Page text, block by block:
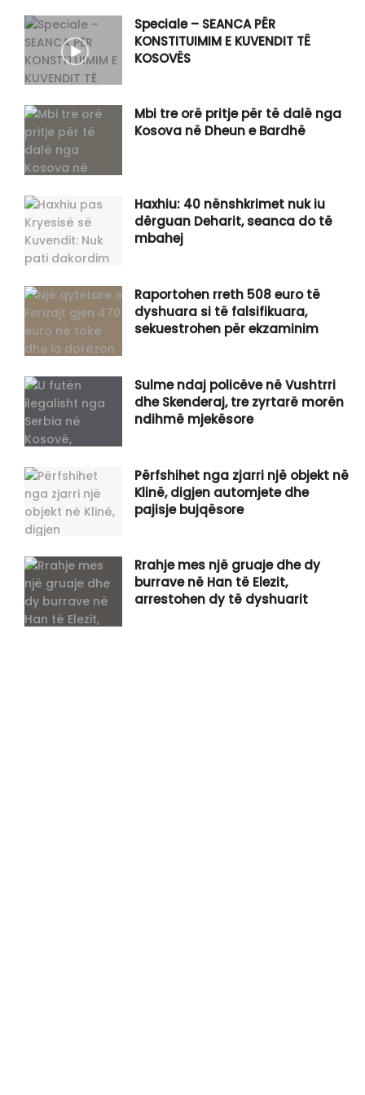
Speciale – SEANCA PËR
KONSTITUIMIM E KUVENDIT TË
KOSOVËS
Mbi tre orë pritje për të dalë nga
Kosova në Dheun e Bardhë
Haxhiu: 40 nënshkrimet nuk iu
dërguan Deharit, seanca do të
mbahej
Raportohen rreth 508 euro të
dyshuara si të falsifikuara,
sekuestrohen për ekzaminim
Sulme ndaj policëve në Vushtrri
dhe Skenderaj, tre zyrtarë morën
ndihmë mjekësore
Përfshihet nga zjarri një objekt në
Klinë, digjen automjete dhe
pajisje bujqësore
Rrahje mes një gruaje dhe dy
burrave në Han të Elezit,
arrestohen dy të dyshuarit